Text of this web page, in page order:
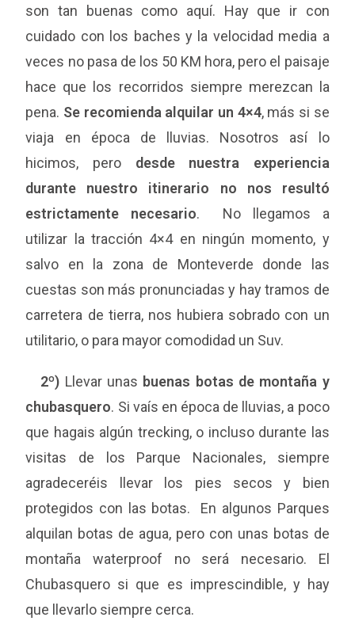
son tan buenas como aquí. Hay que ir con
cuidado con los baches y la velocidad media a
veces no pasa de los 50 KM hora, pero el paisaje
hace que los recorridos siempre merezcan la
pena. Se recomienda alquilar un 4×4, más si se
viaja en época de lluvias. Nosotros así lo
hicimos, pero desde nuestra experiencia
durante nuestro itinerario no nos resultó
estrictamente necesario. No llegamos a
utilizar la tracción 4×4 en ningún momento, y
salvo en la zona de Monteverde donde las
cuestas son más pronunciadas y hay tramos de
carretera de tierra, nos hubiera sobrado con un
utilitario, o para mayor comodidad un Suv.
2º) Llevar unas buenas botas de montaña y
chubasquero. Si vaís en época de lluvias, a poco
que hagais algún trecking, o incluso durante las
visitas de los Parque Nacionales, siempre
agradeceréis llevar los pies secos y bien
protegidos con las botas. En algunos Parques
alquilan botas de agua, pero con unas botas de
montaña waterproof no será necesario. El
Chubasquero si que es imprescindible, y hay
que llevarlo siempre cerca.